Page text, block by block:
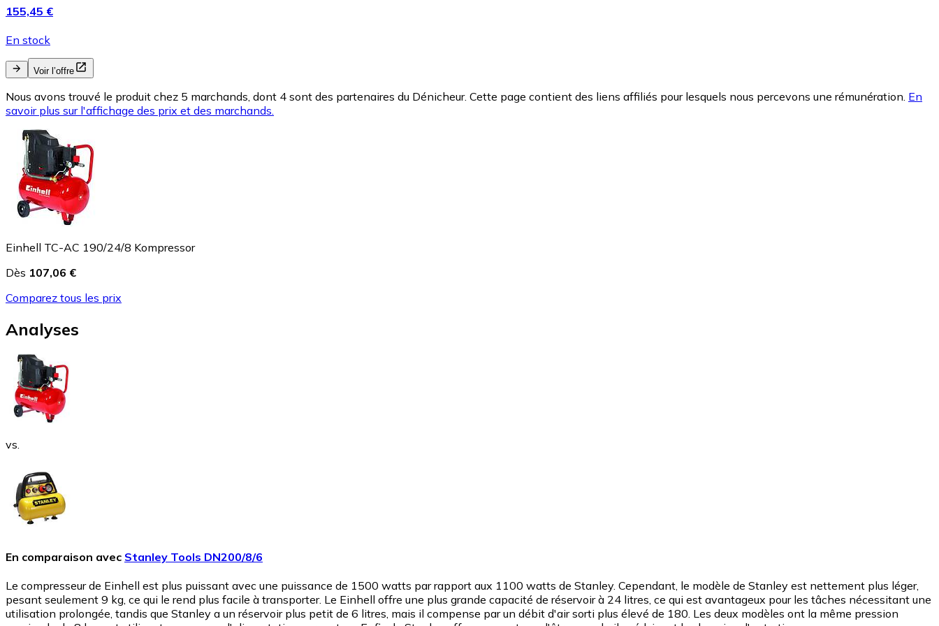
155,45 €
En stock
Voir l’offre
Nous avons trouvé le produit chez 5 marchands, dont 4 sont des partenaires du Dénicheur. Cette page contient des liens affiliés pour lesquels nous percevons une rémunération. En
savoir plus sur l'affichage des prix et des marchands.
Einhell TC-AC 190/24/8 Kompressor
Dès 107,06 €
Comparez tous les prix
Analyses
vs.
En comparaison avec Stanley Tools DN200/8/6
Le compresseur de Einhell est plus puissant avec une puissance de 1500 watts par rapport aux 1100 watts de Stanley. Cependant, le modèle de Stanley est nettement plus léger,
pesant seulement 9 kg, ce qui le rend plus facile à transporter. Le Einhell offre une plus grande capacité de réservoir à 24 litres, ce qui est avantageux pour les tâches nécessitant une
utilisation prolongée, tandis que Stanley a un réservoir plus petit de 6 litres, mais il compense par un débit d'air sorti plus élevé de 180. Les deux modèles ont la même pression